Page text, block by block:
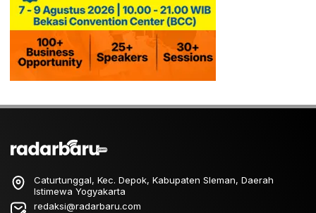
Caturtunggal, Kec. Depok, Kabupaten Sleman, Daerah
Istimewa Yogyakarta
redaksi@radarbaru.com